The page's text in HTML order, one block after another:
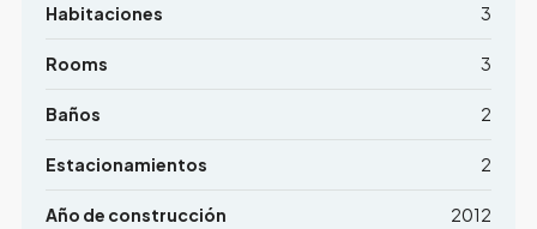
Habitaciones 3
Rooms 3
Baños 2
Estacionamientos 2
Año de construcción 2012